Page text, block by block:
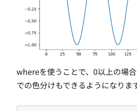
whereを使うことで、0以上の場
での色分けもできるようになりま